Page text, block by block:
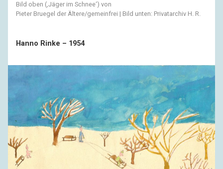
Bild oben (‚Jäger im Schnee‘) von
Pieter Bruegel der Ältere/gemeinfrei | Bild unten: Privatarchiv H. R.
Hanno Rinke – 1954